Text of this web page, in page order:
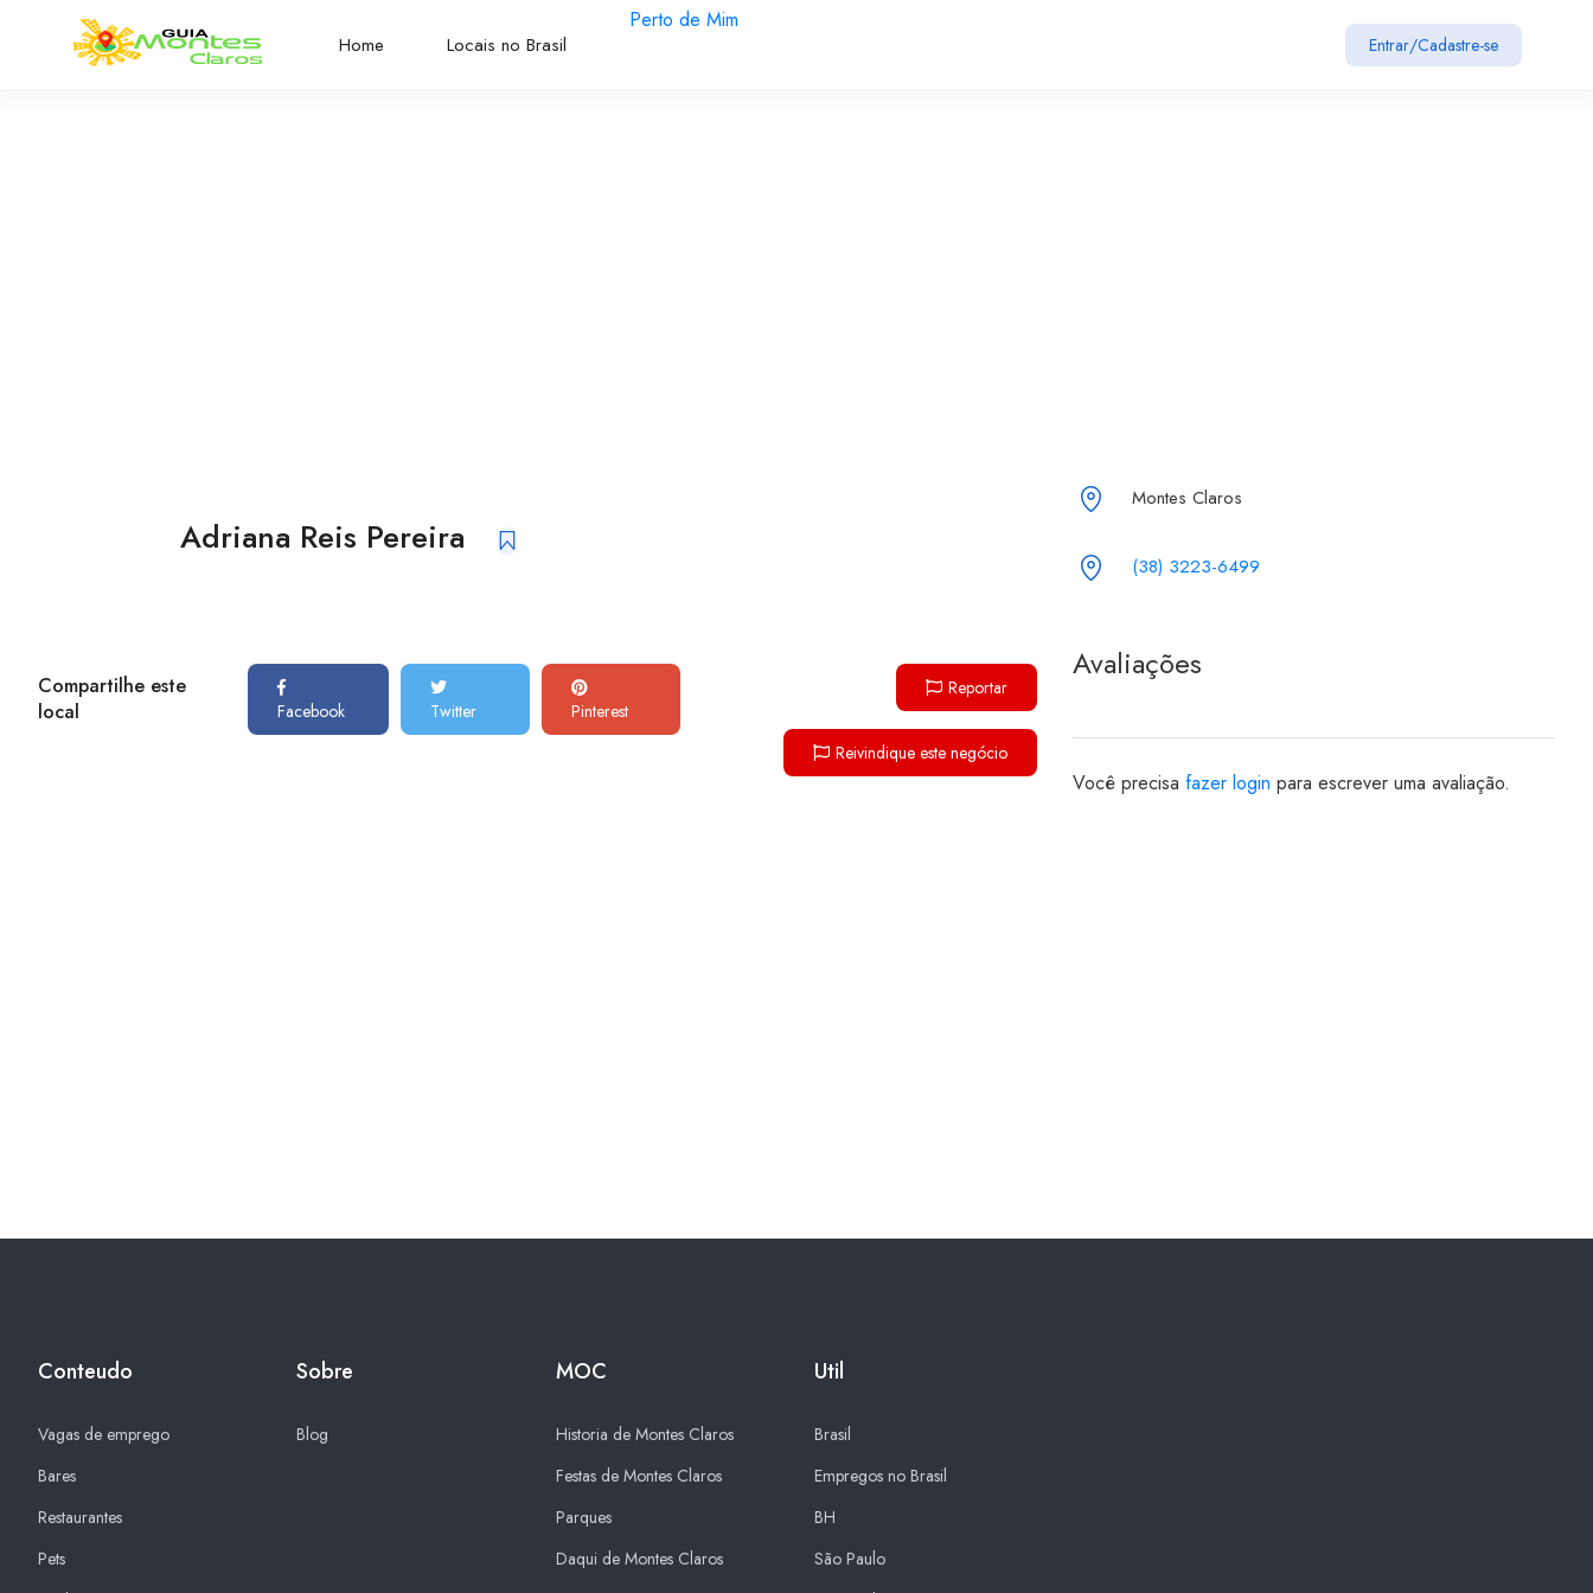
Home Locais no Brasil
Perto de Mim
Entrar/Cadastre-se
Adriana Reis Pereira
Compartilhe este
local
Facebook Twitter Pinterest
Reportar
Reivindique este negócio
Montes Claros
(38) 3223-6499
Avaliações
Você precisa fazer login para escrever uma avaliação.
Conteudo
Vagas de emprego
Bares
Restaurantes
Pets
Sobre
Blog
MOC
Historia de Montes Claros
Festas de Montes Claros
Parques
Daqui de Montes Claros
Util
Brasil
Empregos no Brasil
BH
São Paulo